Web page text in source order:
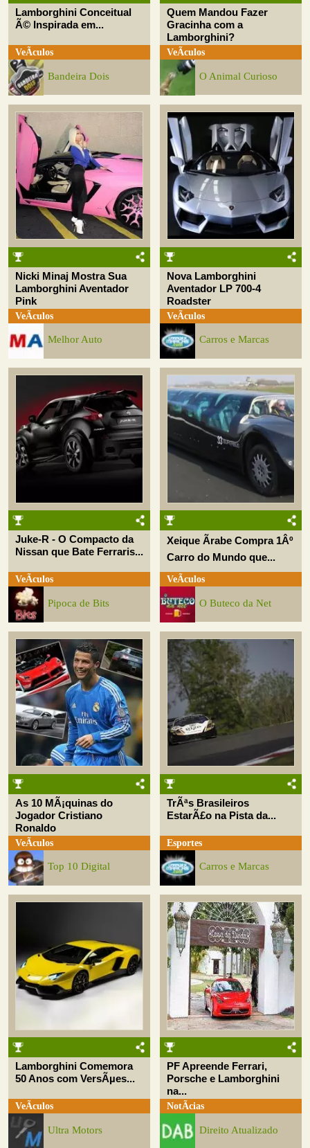
Lamborghini Conceitual
Ã© Inspirada em...
VeÃ­culos
Bandeira Dois
Quem Mandou Fazer
Gracinha com a
Lamborghini?
VeÃ­culos
O Animal Curioso
Nicki Minaj Mostra Sua
Lamborghini Aventador
Pink
VeÃ­culos
Melhor Auto
Nova Lamborghini
Aventador LP 700-4
Roadster
VeÃ­culos
Carros e Marcas
Juke-R - O Compacto da
Nissan que Bate Ferraris...
VeÃ­culos
Pipoca de Bits
Xeique Ãrabe Compra 1Âº
Carro do Mundo que...
VeÃ­culos
O Buteco da Net
As 10 MÃ¡quinas do
Jogador Cristiano
Ronaldo
VeÃ­culos
Top 10 Digital
TrÃªs Brasileiros
EstarÃ£o na Pista da...
Esportes
Carros e Marcas
Lamborghini Comemora
50 Anos com VersÃµes...
VeÃ­culos
Ultra Motors
PF Apreende Ferrari,
Porsche e Lamborghini
na...
NotÃ­cias
Direito Atualizado